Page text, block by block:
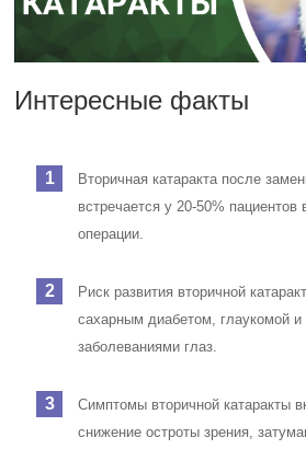
Интересные факты
Вторичная катаракта после
встречается у 20-50% пациентов
операции.
Риск развития вторичной
сахарным диабетом, глаукомой
заболеваниями глаз.
Симптомы вторичной катаракты
снижение остроты зрения,